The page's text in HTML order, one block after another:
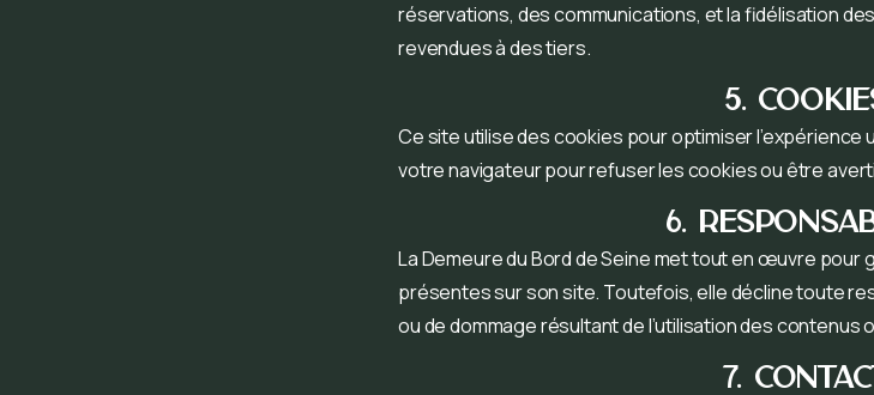
réservations, des communications, et la fidélisation
revendues à des tiers.
5.
Ce site utilise des cookies pour optimiser
votre navigateur pour refuser les cookies ou être
6.
La Demeure du Bord de Seine met tout en œuvre pour
présentes sur son site. Toutefois, elle décline toute
ou de dommage résultant de l’utilisation des
7.